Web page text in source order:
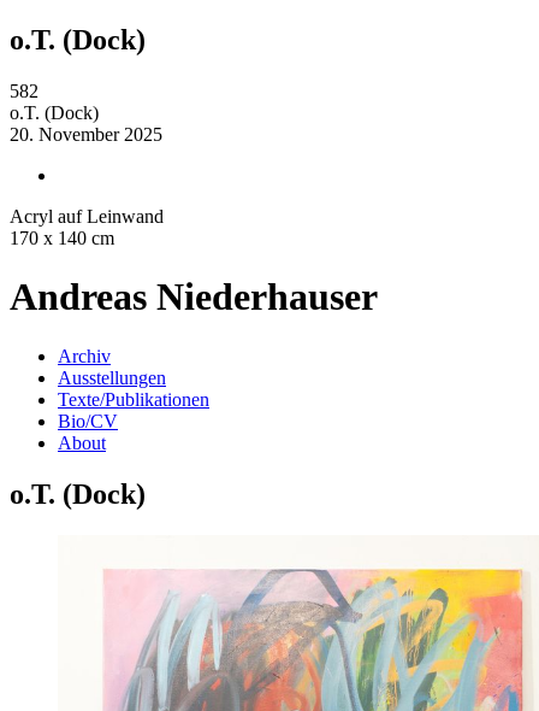
o.T. (Dock)
582
o.T. (Dock)
20. November 2025
Acryl auf Leinwand
170 x 140 cm
Andreas Niederhauser
Archiv
Ausstellungen
Texte/Publikationen
Bio/CV
About
o.T. (Dock)